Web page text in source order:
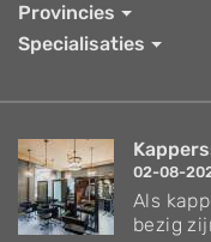
Provincies
Specialisaties
02-08-
Als
bezig